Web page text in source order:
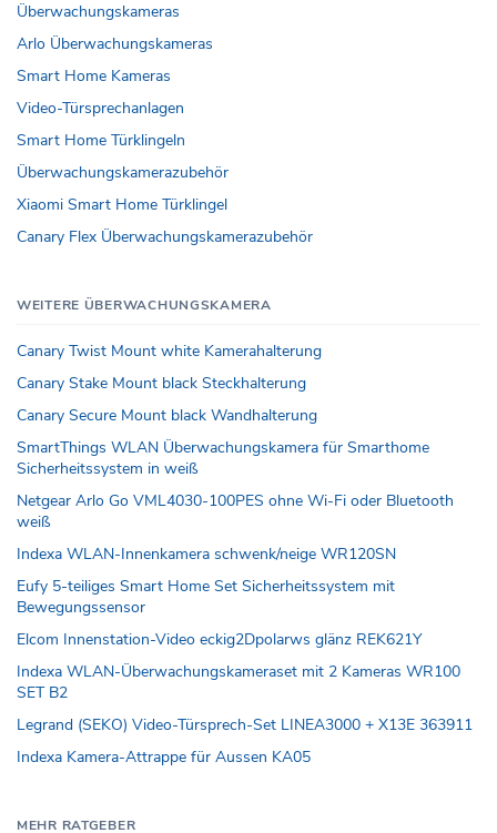
Überwachungskameras
Arlo Überwachungskameras
Smart Home Kameras
Video-Türsprechanlagen
Smart Home Türklingeln
Überwachungskamerazubehör
Xiaomi Smart Home Türklingel
Canary Flex Überwachungskamerazubehör
WEITERE ÜBERWACHUNGSKAMERA
Canary Twist Mount white Kamerahalterung
Canary Stake Mount black Steckhalterung
Canary Secure Mount black Wandhalterung
SmartThings WLAN Überwachungskamera für Smarthome
Sicherheitssystem in weiß
Netgear Arlo Go VML4030-100PES ohne Wi-Fi oder Bluetooth
weiß
Indexa WLAN-Innenkamera schwenk/neige WR120SN
Eufy 5-teiliges Smart Home Set Sicherheitssystem mit
Bewegungssensor
Elcom Innenstation-Video eckig2Dpolarws glänz REK621Y
Indexa WLAN-Überwachungskameraset mit 2 Kameras WR100
SET B2
Legrand (SEKO) Video-Türsprech-Set LINEA3000 + X13E 363911
Indexa Kamera-Attrappe für Aussen KA05
MEHR RATGEBER